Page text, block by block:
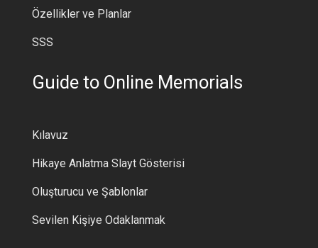
Özellikler ve Planlar
SSS
Guide to Online Memorials
Kılavuz
Hikaye Anlatma Slayt Gösterisi
Oluşturucu ve Şablonlar
Sevilen Kişiye Odaklanmak